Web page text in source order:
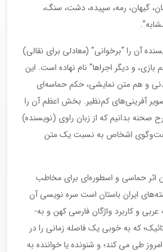
گیهان، رمه، سپیده، دشت، سنگ،
آن را “برخوانی” (معادلی برای نقالی)
بازی، و دیگر اجراها” نام نهاده است. این
و هم متن نمایشی، حکم حماسه‌ای
آفرینی‌های کم‌نظیر. بخش اعظم آن را
صحنه بدانیم که از زبان راوی (نویسنده)
گفت‌وگوی اشخاص به نسبت یک متن
اثر حماسی و اسطوره‌ای برای مخاطب
ایران باستان است سره ­نویسی آن
است. پیراستن متن از لغات عربی و کاربرد واژگان فارسی کهن و به­
که به خوبی یک فاصله زمانی را در
طی می­ کند؛ و شنونده یا خواننده به